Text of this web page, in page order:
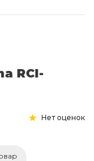
RCI-
Нет оценок